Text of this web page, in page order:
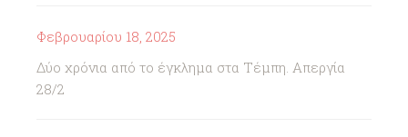
Φεβρουαρίου 18, 2025
Δύο χρόνια από το έγκλημα στα Τέμπη. Απεργία
28/2